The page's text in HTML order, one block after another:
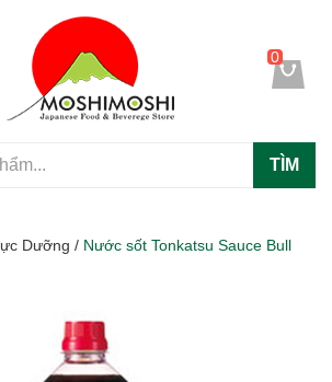
TÌM
0
Dưỡng / Nước sốt Tonkatsu Sauce Bull